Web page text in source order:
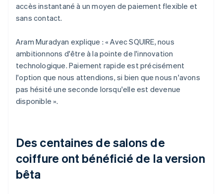
accès instantané à un moyen de paiement flexible et
sans contact.
Aram Muradyan explique : « Avec SQUIRE, nous
ambitionnons d'être à la pointe de l'innovation
technologique. Paiement rapide est précisément
l'option que nous attendions, si bien que nous n'avons
pas hésité une seconde lorsqu'elle est devenue
disponible ».
Des centaines de salons de
coiffure ont bénéficié de la version
bêta